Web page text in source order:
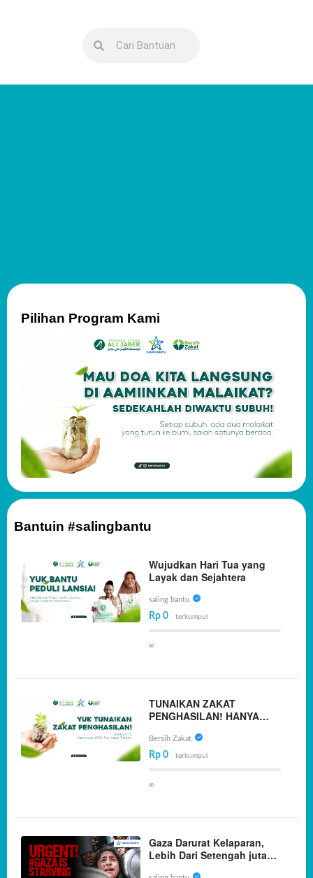
Pilihan Program Kami
Bantuin #salingbantu
Wujudkan Hari Tua yang
Layak dan Sejahtera
saling bantu
Rp 0 terkumpul
∞
TUNAIKAN ZAKAT
PENGHASILAN! HANYA
PENGHASILANMU
Bersih Zakat
Rp 0 terkumpul
∞
Gaza Darurat Kelaparan,
Lebih Dari Setengah juta